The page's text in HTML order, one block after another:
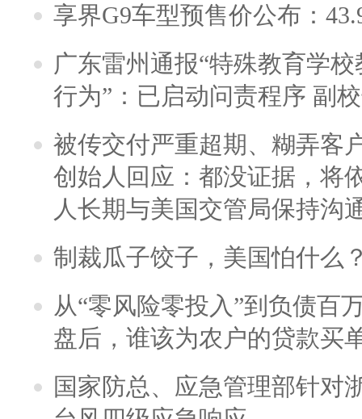
享界G9车型预售价公布：
广东雷州通报“特殊教育学
行为”：已启动问责程序 副
被传交付严重超期、糊弄客
创始人回应：都没证据，将
人长期与美国交管局保持沟
制裁瓜子饺子，美国怕什么
从“零风险零投入”到负债百
盘后，谁该为农户的贷款买
国家防总、应急管理部针对